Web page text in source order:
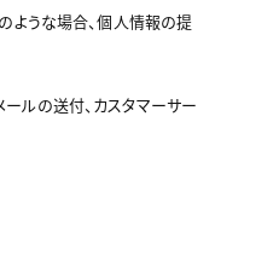
ような場合、個人情報の提
ルの送付、カスタマーサー